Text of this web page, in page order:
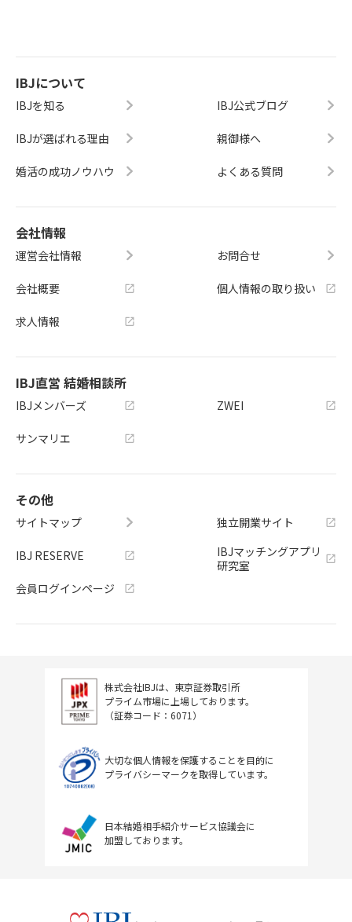
IBJについて
IBJを知る
IBJが選ばれる理由
婚活の成功ノウハウ
IBJ公式ブログ
親御様へ
よくある質問
会社情報
運営会社情報
会社概要
求人情報
お問合せ
個人情報の取り扱い
IBJ直営 結婚相談所
IBJメンバーズ
サンマリエ
ZWEI
その他
サイトマップ
IBJ RESERVE
会員ログインページ
独立開業サイト
IBJマッチングアプリ
研究室
株式会社IBJは、東京証券取引所
プライム市場に上場しております。
（証券コード：6071）
大切な個人情報を保護することを目的に
プライバシーマークを取得しています。
日本結婚相手紹介サービス協議会に
加盟しております。